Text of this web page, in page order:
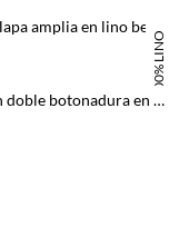
100% LINO
Chaleco cropped recto con doble botonadura en lyocell beige para mujer